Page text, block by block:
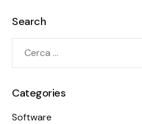
Search
Categories
Software